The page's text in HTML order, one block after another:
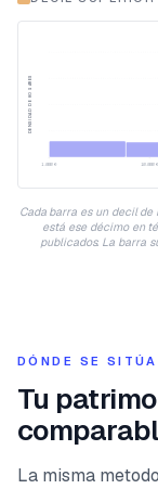
1.000 € 10.000 €
DENSIDAD DE HOGARES
Cada barra es un decil
está ese décimo en
publicados. La barra
DÓNDE SE
Tu
La misma